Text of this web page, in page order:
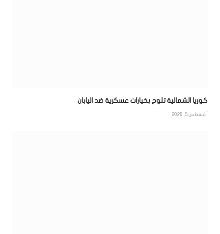
كوريا الشمالية تلوح بخيارات عسكرية ضد اليابان
أغسطس 5, 2026